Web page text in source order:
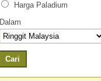
Harga Paladium
Dalam
Cari